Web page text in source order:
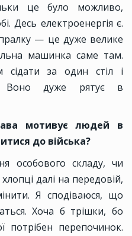
це було можливо,
Десь електроенергія є.
— це дуже велике
машинка саме там.
сідати за один стіл і
Воно дуже рятує в
мотивує людей в
до війська?
особового складу, чи
хлопці далі на передовій,
Я сподіваюся, що
Хоча б трішки, бо
потрібен перепочинок.